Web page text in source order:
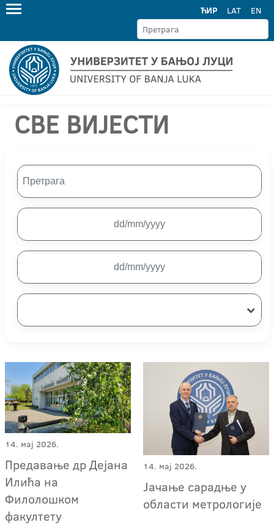
ЋИР LAT EN
СВЕ ВИЈЕСТИ
14. мај 2026.
Предавање др Дејана
Илића на
Филолошком
факултету
14. мај 2026.
Јачaње сарадње у
области метрологије